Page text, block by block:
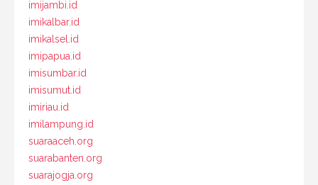
imijambi.id
imikalbar.id
imikalsel.id
imipapua.id
imisumbar.id
imisumut.id
imiriau.id
imilampung.id
suaraaceh.org
suarabanten.org
suarajogja.org